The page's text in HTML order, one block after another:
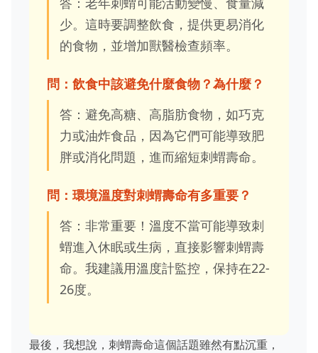
少。這時要調整飲食，提供更易消化
的食物，並增加獸醫檢查頻率。
問：飲食中該避免什麼食物？為什麼？
答：避免高糖、高脂肪食物，如巧克
力或油炸食品，因為它們可能導致肥
胖或消化問題，進而縮短刺蝟壽命。
問：環境溫度對刺蝟壽命有多重要？
答：非常重要！溫度不當可能導致刺
蝟進入休眠或生病，直接影響刺蝟壽
命。我建議用溫度計監控，保持在22-
26度。
最後，我想說，刺蝟壽命這個話題雖然有點沉重，